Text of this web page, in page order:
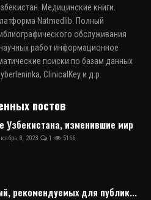
Медицинские книги.
Natmedlib. Полный
обслуживания
работ информационное
поиски по базам данных
ClinicalKey и д.р.
постов
Узбекистана, изменившие мир
8, 2023 1 5166
рекомендуемых для публик...